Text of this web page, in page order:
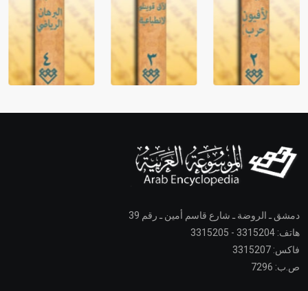
دمشق ـ الروضة ـ شارع قاسم أمين ـ رقم 39
هاتف: 3315204 - 3315205
فاكس: 3315207
ص.ب: 7296